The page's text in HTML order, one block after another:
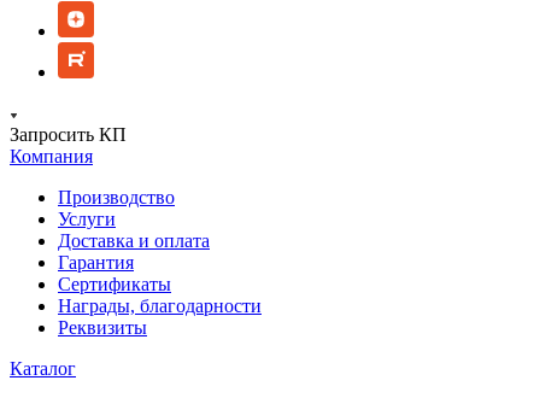
Запросить КП
Компания
Производство
Услуги
Доставка и оплата
Гарантия
Сертификаты
Награды, благодарности
Реквизиты
Каталог